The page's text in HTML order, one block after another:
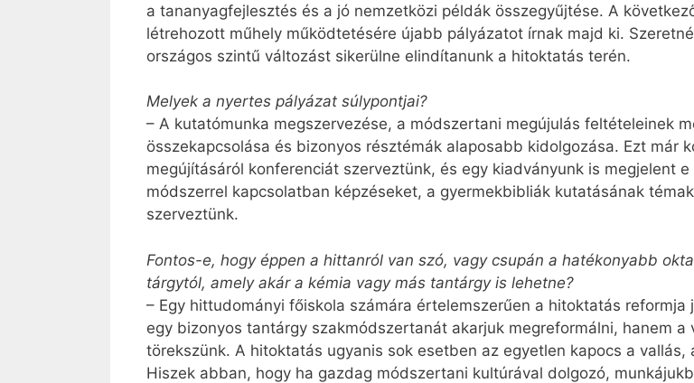
a tananyagfejlesztés és a jó nemzetközi példák összegyűjtése. A
létrehozott műhely működtetésére újabb pályázatot írnak majd ki.
országos szintű változást sikerülne elindítanunk a hitoktatás terén.
Melyek a nyertes pályázat súlypontjai?
– A kutatómunka megszervezése, a módszertani megújulás feltételeinek
összekapcsolása és bizonyos résztémák alaposabb kidolgozása. Ezt
megújításáról konferenciát szerveztünk, és egy kiadványunk is megjelent
módszerrel kapcsolatban képzéseket, a gyermekbibliák kutatásának
szerveztünk.
Fontos-e, hogy éppen a hittanról van szó, vagy csupán a hatékonyabb
tárgytól, amely akár a kémia vagy más tantárgy is lehetne?
– Egy hittudományi főiskola számára értelemszerűen a hitoktatás
egy bizonyos tantárgy szakmódszertanát akarjuk megreformálni, hanem
törekszünk. A hitoktatás ugyanis sok esetben az egyetlen kapocs a
Hiszek abban, hogy ha gazdag módszertani kultúrával dolgozó,